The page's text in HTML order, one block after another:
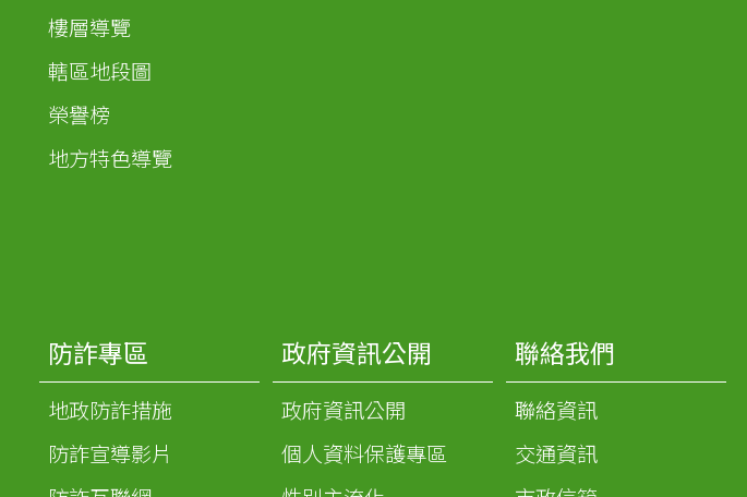
樓層導覽
轄區地段圖
榮譽榜
地方特色導覽
防詐專區
地政防詐措施
防詐宣導影片
政府資訊公開
政府資訊公開
個人資料保護專區
聯絡我們
聯絡資訊
交通資訊